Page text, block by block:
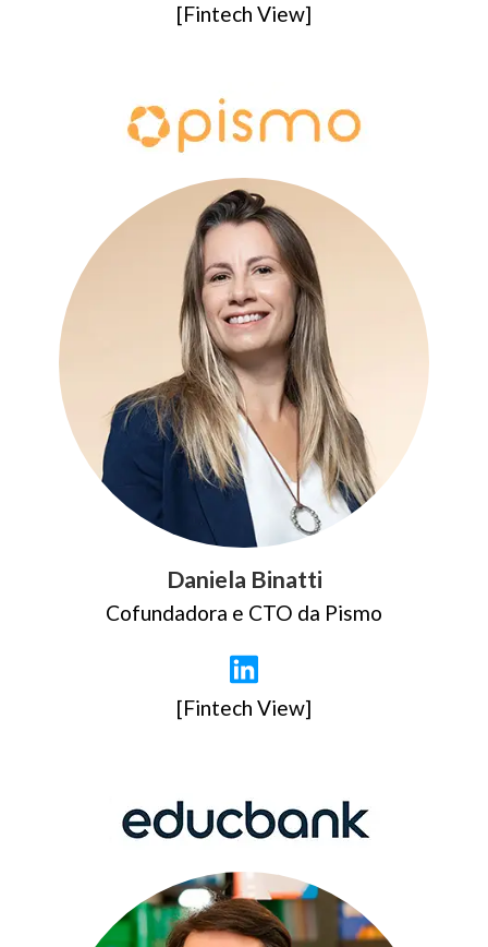
[Fintech View]
Daniela Binatti
Cofundadora e CTO da Pismo
[Fintech View]